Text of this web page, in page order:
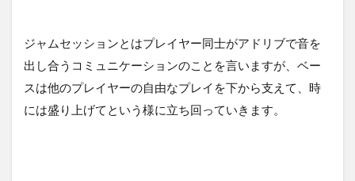
ジャムセッションとはプレイヤー同士がアドリブで音を
出し合うコミュニケーションのことを言いますが、ベー
スは他のプレイヤーの自由なプレイを下から支えて、時
には盛り上げてという様に立ち回っていきます。